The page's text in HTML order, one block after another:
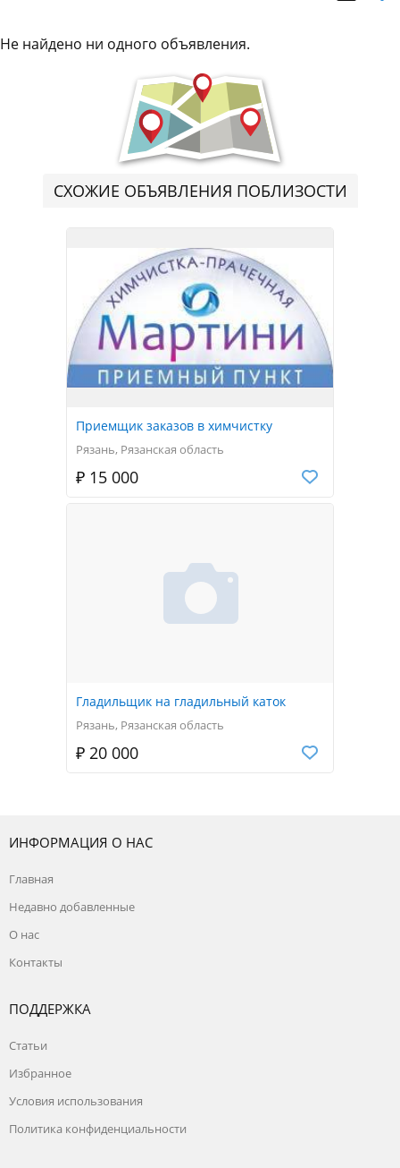
Не найдено ни одного объявления.
СХОЖИЕ ОБЪЯВЛЕНИЯ ПОБЛИЗОСТИ
Приемщик заказов в химчистку
Рязань, Рязанская область
₽ 15 000
Гладильщик на гладильный каток
Рязань, Рязанская область
₽ 20 000
ИНФОРМАЦИЯ О НАС
Главная
Недавно добавленные
О нас
Контакты
ПОДДЕРЖКА
Статьи
Избранное
Условия использования
Политика конфиденциальности